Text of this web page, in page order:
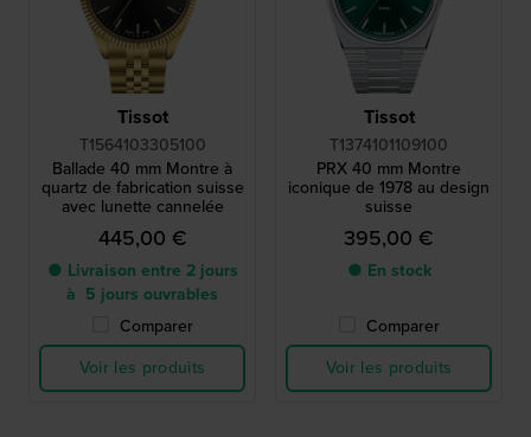
Tissot
T1564103305100
Ballade 40 mm Montre à
quartz de fabrication suisse
avec lunette cannelée
445,00 €
● Livraison entre 2 jours
à 5 jours ouvrables
Comparer
Voir les produits
Tissot
T1374101109100
PRX 40 mm Montre
iconique de 1978 au design
suisse
395,00 €
● En stock
Comparer
Voir les produits